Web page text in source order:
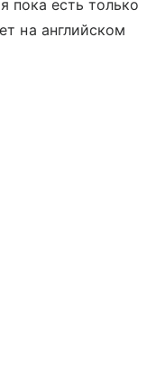
пока есть только
на английском